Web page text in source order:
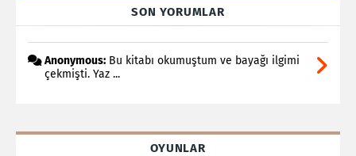
SON YORUMLAR
Anonymous: Bu kitabı okumuştum ve bayağı ilgimi
çekmişti. Yaz ...
OYUNLAR